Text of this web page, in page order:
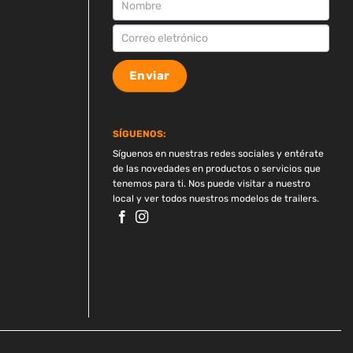
Enviar
SÍGUENOS:
Síguenos en nuestras redes sociales y entérate
de las novedades en productos o servicios que
tenemos para ti. Nos puede visitar a nuestro
local y ver todos nuestros modelos de trailers.